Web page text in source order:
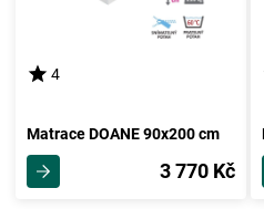
4
Matrace DOANE 90x200 cm
3 770 Kč